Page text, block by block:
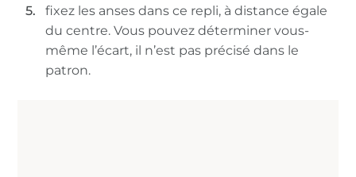
fixez les anses dans ce repli, à distance égale
du centre. Vous pouvez déterminer vous-
même l’écart, il n’est pas précisé dans le
patron.